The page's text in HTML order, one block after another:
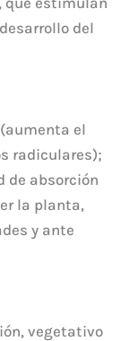
del
el
radiculares);
de absorción
la planta,
y ante
vegetativo